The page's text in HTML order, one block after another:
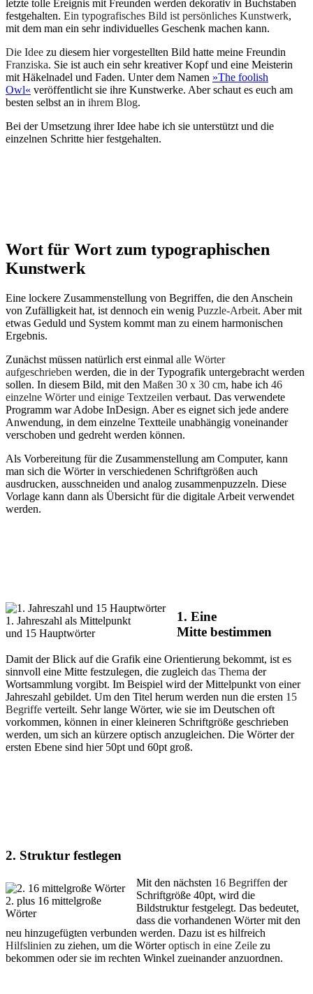
letzte tolle Ereignis mit Freunden werden dekorativ in Buchstaben
festgehalten. Ein typografisches Bild ist persönliches Kunstwerk,
mit dem man ein sehr individuelles Geschenk machen kann.
Die Idee zu diesem hier vorgestellten Bild hatte meine Freundin
Franziska. Sie ist auch ein sehr kreativer Kopf und eine Meisterin
mit Häkelnadel und Faden. Unter dem Namen »The foolish
Owl« veröffentlicht sie ihre Kunstwerke. Aber schaut es euch am
besten selbst an in ihrem Blog.
Bei der Umsetzung ihrer Idee habe ich sie unterstützt und die
einzelnen Schritte hier festgehalten.
Wort für Wort zum typographischen
Kunstwerk
Eine lockere Zusammenstellung von Begriffen, die den Anschein
von Zufälligkeit hat, ist dennoch ein wenig Puzzle-Arbeit. Aber mit
etwas Geduld und System kommt man zu einem harmonischen
Ergebnis.
Zunächst müssen natürlich erst einmal alle Wörter
aufgeschrieben werden, die in der Typografik untergebracht werden
sollen. In diesem Bild, mit den Maßen 30 x 30 cm, habe ich 46
einzelne Wörter und einige Textzeilen verbaut. Das verwendete
Programm war Adobe InDesign. Aber es eignet sich jede andere
Anwendung, in dem einzelne Textteile unabhängig voneinander
verschoben und gedreht werden können.
Als Vorbereitung für die Zusammenstellung am Computer, kann
man sich die Wörter in verschiedenen Schriftgrößen auch
ausdrucken, ausschneiden und analog zusammenpuzzeln. Diese
Vorlage kann dann als Übersicht für die digitale Arbeit verwendet
werden.
1. Jahreszahl als Mittelpunkt
und 15 Hauptwörter
1. Eine
Mitte bestimmen
Damit der Blick auf die Grafik eine Orientierung bekommt, ist es
sinnvoll eine Mitte festzulegen, die zugleich das Thema der
Wortsammlung vorgibt. Im Beispiel wird der Mittelpunkt von einer
Jahreszahl gebildet. Um den Titel herum werden nun die ersten 15
Begriffe verteilt. Sehr lange Wörter, wie sie im Deutschen oft
vorkommen, können in einer kleineren Schriftgröße geschrieben
werden, um sich an kürzere optisch anzugleichen. Die Wörter der
ersten Ebene sind hier 50pt und 60pt groß.
2. Struktur festlegen
2. plus 16 mittelgroße
Wörter
Mit den nächsten 16 Begriffen der
Schriftgröße 40pt, wird die
Bildstruktur festgelegt. Das bedeutet,
dass die vorhandenen Wörter mit den
neu hinzugefügten verbunden werden. Dazu ist es hilfreich
Hilfslinien zu ziehen, um die Wörteroptisch in eine Zeile zu
bekommen oder sie im rechten Winkel zueinander anzuordnen.